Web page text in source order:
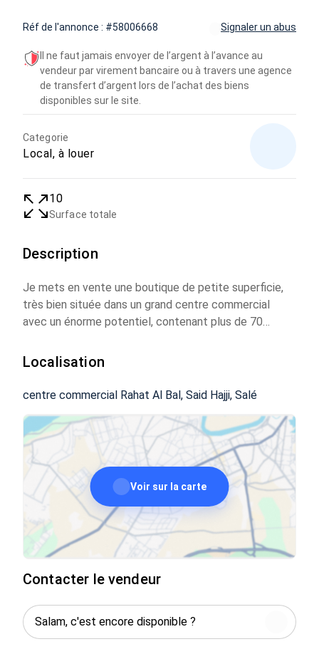
Réf de l'annonce : #58006668 Signaler un abus
Il ne faut jamais envoyer de l’argent à l’avance au
vendeur par virement bancaire ou à travers une agence
de transfert d’argent lors de l’achat des biens
disponibles sur le site.
Categorie
Local, à louer
10
Surface totale
Description
Je mets en vente une boutique de petite superficie,
très bien située dans un grand centre commercial
avec un énorme potentiel, contenant plus de 70
Mon magasin dispose d’un point d’eau et sa façade
Loyer 1000dhs/mois.
Pour plus d’infos, je suis joignable via
Localisation
centre commercial Rahat Al Bal, Said Hajji, Salé
Voir sur la carte
Contacter le vendeur